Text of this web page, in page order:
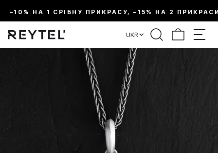
–10% НА 1 СРІБНУ ПРИКРАСУ, –15% НА 2
UKR